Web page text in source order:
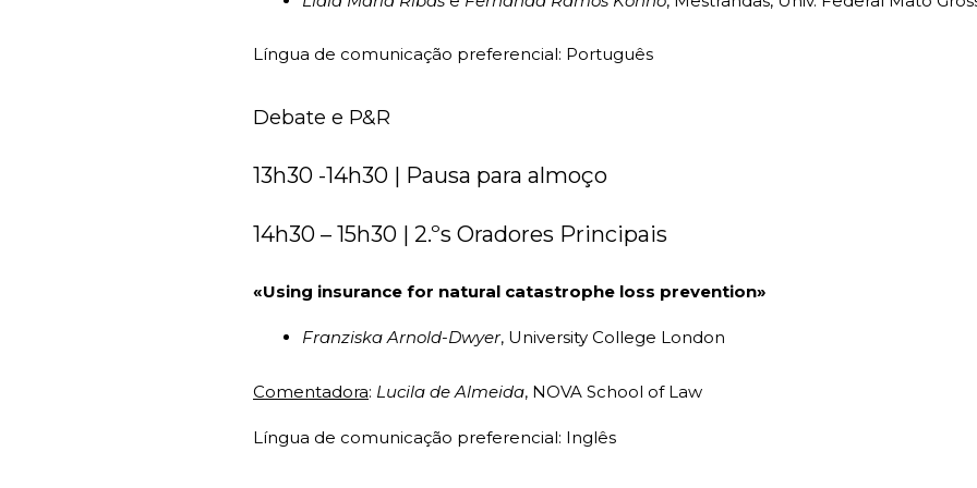
Língua de comunicação preferencial: Português
Debate e P&R
13h30 -14h30 | Pausa para almoço
14h30 – 15h30 | 2.ºs Oradores Principais
«Using insurance for natural catastrophe loss prevention»
Franziska Arnold-Dwyer, University College London
Comentadora: Lucila de Almeida, NOVA School of Law
Língua de comunicação preferencial: Inglês